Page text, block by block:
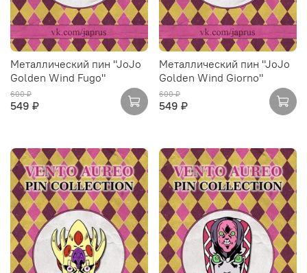
Металлический пин "JoJo
Golden Wind Fugo"
600 ₽
549 ₽
Металлический пин "JoJo
Golden Wind Giorno"
600 ₽
549 ₽